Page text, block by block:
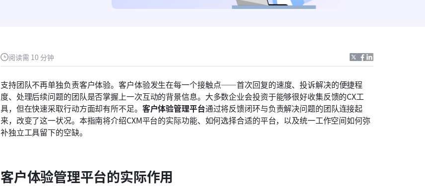
阅读需 10 分钟
支持团队不再单独负责客户体验。客户体验发生在每一个接触点——首次回复的速度、投诉解决的便捷程
度、处理后续问题的团队是否掌握上一次互动的背景信息。大多数企业会投资于能够很好收集反馈的CX工
具，但在快速采取行动方面却有所不足。 客户体验管理平台通过将反馈闭环与负责解决问题的团队连接起
来，改变了这一状况。本指南将介绍CXM平台的实际功能、如何选择合适的平台，以及统一工作空间如何弥
补独立工具留下的空缺。
客户体验管理平台的实际作用